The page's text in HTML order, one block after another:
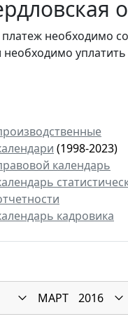
платеж
(1998-2023)
календарь
кадровика
МАРТ
2016